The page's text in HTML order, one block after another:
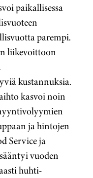
paikallisessa
parempi.
liikevoittoon
kustannuksia.
kasvoi noin
ja hintojen
Service ja
vuoden
huhti-